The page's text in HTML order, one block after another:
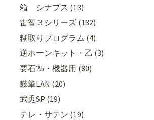
箱 シナプス (13)
雷智３シリーズ (132)
糊取りプログラム (4)
逆ホーンキット・乙 (3)
要石25・機器用 (80)
鼓筆LAN (20)
武兎SP (19)
テレ・サテン (19)